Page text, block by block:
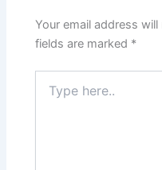
Your email address
fields are marked *
here..